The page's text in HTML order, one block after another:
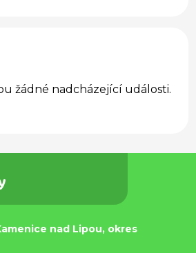
žádné nadcházející události.
nad Lipou, okres